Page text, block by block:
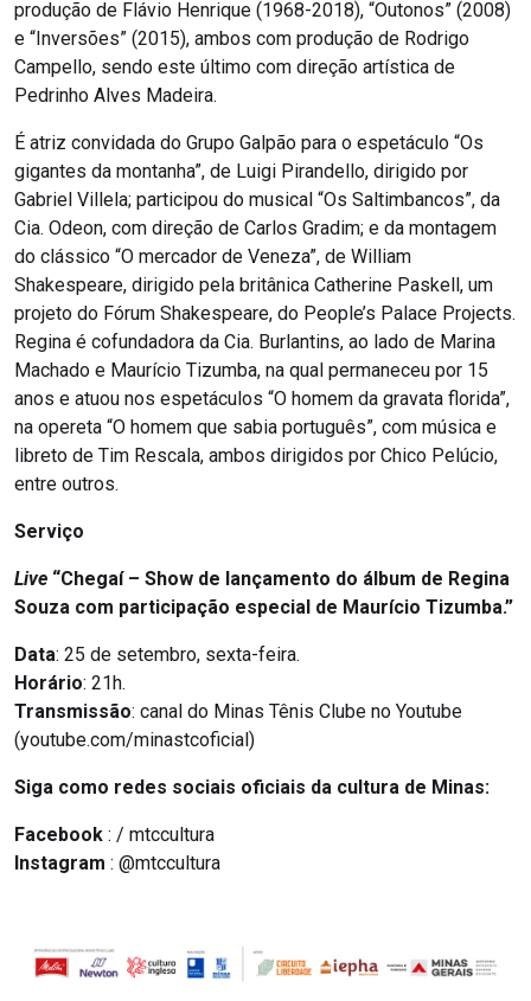
produção de Flávio Henrique (1968-2018), “Outonos” (2008)
e “Inversões” (2015), ambos com produção de Rodrigo
Campello, sendo este último com direção artística de
Pedrinho Alves Madeira.
É atriz convidada do Grupo Galpão para o espetáculo “Os
gigantes da montanha”, de Luigi Pirandello, dirigido por
Gabriel Villela; participou do musical “Os Saltimbancos”, da
Cia. Odeon, com direção de Carlos Gradim; e da montagem
do clássico “O mercador de Veneza”, de William
Shakespeare, dirigido pela britânica Catherine Paskell, um
projeto do Fórum Shakespeare, do People’s Palace Projects.
Regina é cofundadora da Cia. Burlantins, ao lado de Marina
Machado e Maurício Tizumba, na qual permaneceu por 15
anos e atuou nos espetáculos “O homem da gravata florida”,
na opereta “O homem que sabia português”, com música e
libreto de Tim Rescala, ambos dirigidos por Chico Pelúcio,
entre outros.
Serviço
Live “Chegaí – Show de lançamento do álbum de Regina
Souza com participação especial de Maurício Tizumba.”
Data: 25 de setembro, sexta-feira.
Horário: 21h.
Transmissão: canal do Minas Tênis Clube no Youtube
(youtube.com/minastcoficial)
Siga como redes sociais oficiais da cultura de Minas:
Facebook : / mtccultura
Instagram : @mtccultura